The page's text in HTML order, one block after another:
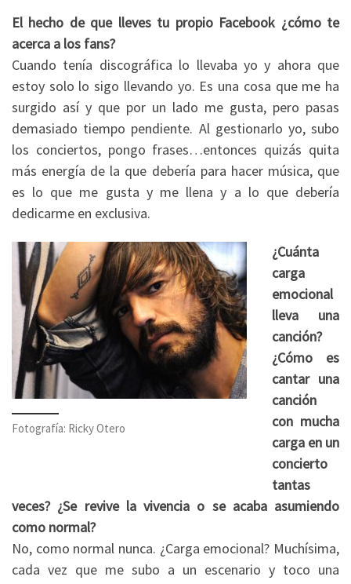
El hecho de que lleves tu propio Facebook ¿cómo te
acerca a los fans?
Cuando tenía discográfica lo llevaba yo y ahora que
estoy solo lo sigo llevando yo. Es una cosa que me ha
surgido así y que por un lado me gusta, pero pasas
demasiado tiempo pendiente. Al gestionarlo yo, subo
los conciertos, pongo frases…entonces quizás quita
más energía de la que debería para hacer música, que
es lo que me gusta y me llena y a lo que debería
dedicarme en exclusiva.
Fotografía: Ricky Otero
¿Cuánta
carga
emocional
lleva una
canción?
¿Cómo es
cantar una
canción
con mucha
carga en un
concierto
tantas
veces? ¿Se revive la vivencia o se acaba asumiendo
como normal?
No, como normal nunca. ¿Carga emocional? Muchísima,
cada vez que me subo a un escenario y toco una